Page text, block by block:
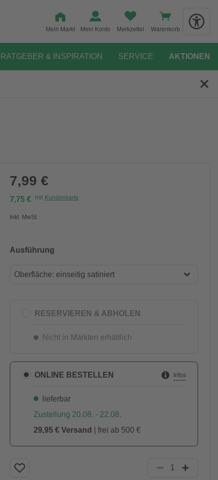
Mein Markt Mein Konto Merkzettel Warenkorb
RATGEBER & INSPIRATION SERVICE AKTIONEN
7,99 €
7,75 € mit Kundenkarte
Inkl. MwSt.
Ausführung
Oberfläche: einseitig satiniert
Oberfläche: zweiseitig satiniert
RESERVIEREN & ABHOLEN
Nicht in Märkten erhältlich
ONLINE BESTELLEN Infos
lieferbar
Zustellung 20.08. - 22.08.
29,95 € Versand
| frei ab 500 €